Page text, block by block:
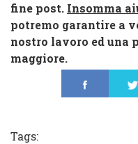
fine post. Insomma
potremo garantire a
nostro lavoro ed una
maggiore.
Tags: